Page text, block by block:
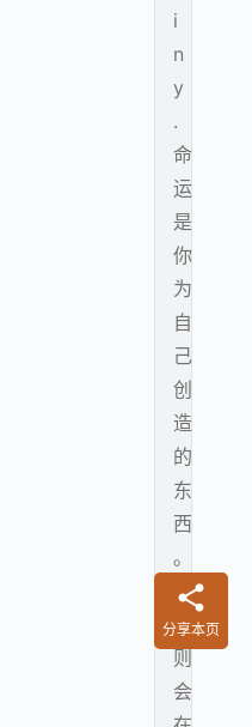
i
n
y
.
命
运
是
你
为
自
己
创
造
的
东
西
。
宿
命
则
会
分享本页